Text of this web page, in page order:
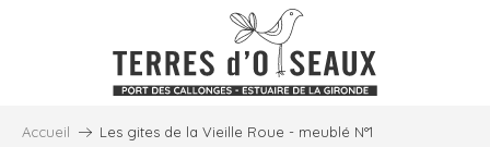
Accueil Les gites de la Vieille Roue - meublé N°1